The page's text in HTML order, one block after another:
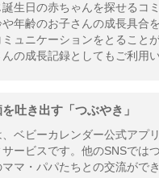
生日の赤ちゃんを探せるコ
年齢のお子さんの成長具合
ュニケーションをとること
の成長記録としてもご利用
吐き出す「つぶやき」
、ベビーカレンダー公式アプ
ービスです。他のSNSでは
マ・パパたちとの交流がで